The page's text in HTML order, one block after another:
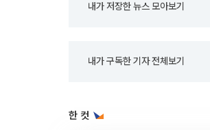
내가 저장한 뉴스 모아보기
내가 구독한 기자 전체보기
한 컷